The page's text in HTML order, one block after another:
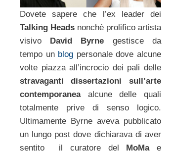
Dovete sapere che l’ex leader dei
Talking Heads nonchè prolifico artista
visivo David Byrne gestisce da
tempo un blog personale dove alcune
volte piazza all’incrocio dei pali delle
stravaganti dissertazioni sull’arte
contemporanea alcune delle quali
totalmente prive di senso logico.
Ultimamente Byrne aveva pubblicato
un lungo post dove dichiarava di aver
sentito il curatore del MoMae